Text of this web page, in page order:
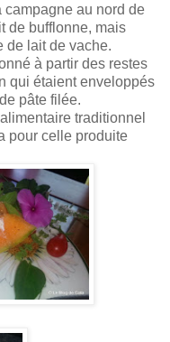
au nord de
de bufflonne, mais
de lait de vache.
à partir des restes
qui étaient enveloppés
pâte filée.
traditionnel
pour celle produite